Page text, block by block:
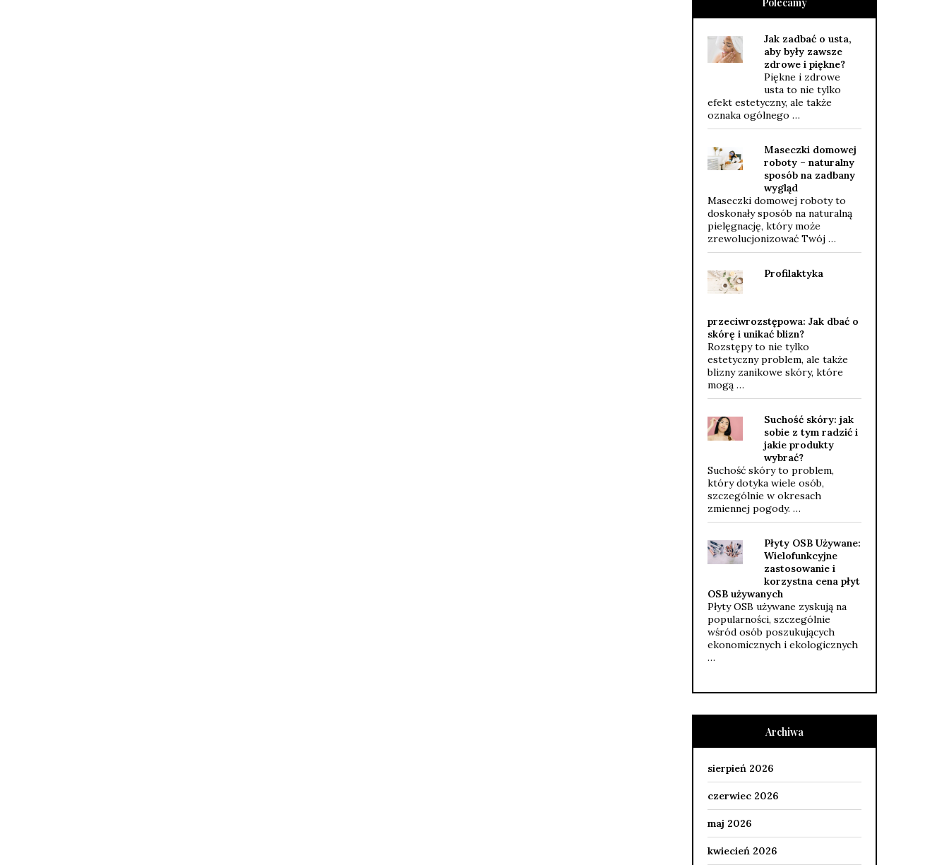
Jak zadbać o usta,
aby były zawsze
zdrowe i piękne?
Piękne i zdrowe
usta to nie tylko
efekt estetyczny, ale także
oznaka ogólnego …
Maseczki domowej
roboty – naturalny
sposób na zadbany
wygląd
Maseczki domowej roboty to
doskonały sposób na naturalną
pielęgnację, który może
zrewolucjonizować Twój …
Profilaktyka
przeciwrozstępowa: Jak dbać o
skórę i unikać blizn?
Rozstępy to nie tylko
estetyczny problem, ale także
blizny zanikowe skóry, które
mogą …
Suchość skóry: jak
sobie z tym radzić i
jakie produkty
wybrać?
Suchość skóry to problem,
który dotyka wiele osób,
szczególnie w okresach
zmiennej pogody. …
Płyty OSB Używane:
Wielofunkcyjne
zastosowanie i
korzystna cena płyt
OSB używanych
Płyty OSB używane zyskują na
popularności, szczególnie
wśród osób poszukujących
ekonomicznych i ekologicznych
…
Archiwa
sierpień 2026
czerwiec 2026
maj 2026
kwiecień 2026